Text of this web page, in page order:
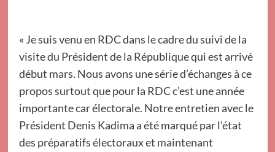
« Je suis venu en RDC dans le cadre du suivi de la
visite du Président de la République qui est arrivé
début mars. Nous avons une série d’échanges à ce
propos surtout que pour la RDC c’est une année
importante car électorale. Notre entretien avec le
Président Denis Kadima a été marqué par l’état
des préparatifs électoraux et maintenant